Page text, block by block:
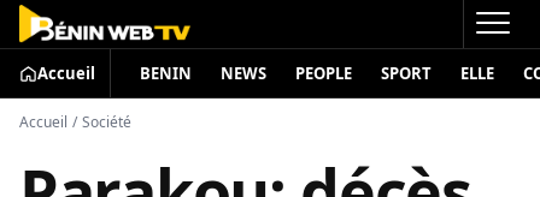
Accueil BENIN NEWS PEOPLE SPORT ELLE
Accueil / Société